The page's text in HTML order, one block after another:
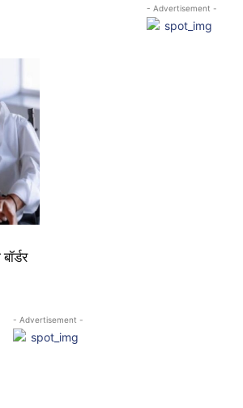
- Advertisement -
- Advertisement -